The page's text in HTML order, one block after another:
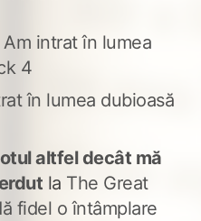
Am intrat în lumea
4
în lumea dubioasă
altfel decât mă
la The Great
fidel o întâmplare